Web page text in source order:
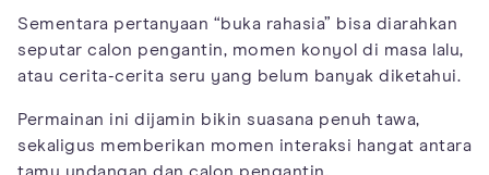
Sementara pertanyaan “buka rahasia” bisa diarahkan
seputar calon pengantin, momen konyol di masa lalu,
atau cerita-cerita seru yang belum banyak diketahui.
Permainan ini dijamin bikin suasana penuh tawa,
sekaligus memberikan momen interaksi hangat antara
tamu undangan dan calon pengantin.